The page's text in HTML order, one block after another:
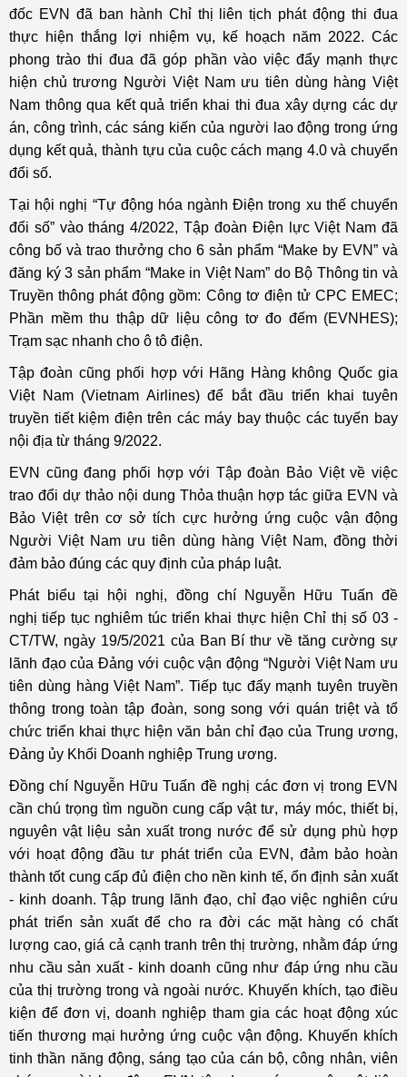
đốc EVN đã ban hành Chỉ thị liên tịch phát động thi đua
thực hiện thắng lợi nhiệm vụ, kế hoạch năm 2022. Các
phong trào thi đua đã góp phần vào việc đẩy mạnh thực
hiện chủ trương Người Việt Nam ưu tiên dùng hàng Việt
Nam thông qua kết quả triển khai thi đua xây dựng các dự
án, công trình, các sáng kiến của người lao động trong ứng
dụng kết quả, thành tựu của cuộc cách mạng 4.0 và chuyển
đổi số.
Tại hội nghị “Tự động hóa ngành Điện trong xu thế chuyển
đổi số” vào tháng 4/2022, Tập đoàn Điện lực Việt Nam đã
công bố và trao thưởng cho 6 sản phẩm “Make by EVN” và
đăng ký 3 sản phẩm “Make in Việt Nam” do Bộ Thông tin và
Truyền thông phát động gồm: Công tơ điện tử CPC EMEC;
Phần mềm thu thập dữ liệu công tơ đo đếm (EVNHES);
Trạm sạc nhanh cho ô tô điện.
Tập đoàn cũng phối hợp với Hãng Hàng không Quốc gia
Việt Nam (Vietnam Airlines) để bắt đầu triển khai tuyên
truyền tiết kiệm điện trên các máy bay thuộc các tuyến bay
nội địa từ tháng 9/2022.
EVN cũng đang phối hợp với Tập đoàn Bảo Việt về việc
trao đổi dự thảo nội dung Thỏa thuận hợp tác giữa EVN và
Bảo Việt trên cơ sở tích cực hưởng ứng cuộc vận động
Người Việt Nam ưu tiên dùng hàng Việt Nam, đồng thời
đảm bảo đúng các quy định của pháp luật.
Phát biểu tại hội nghị, đồng chí Nguyễn Hữu Tuấn đề
nghị tiếp tục nghiêm túc triển khai thực hiện Chỉ thị số 03 -
CT/TW, ngày 19/5/2021 của Ban Bí thư về tăng cường sự
lãnh đạo của Đảng với cuộc vận động “Người Việt Nam ưu
tiên dùng hàng Việt Nam”. Tiếp tục đẩy mạnh tuyên truyền
thông trong toàn tập đoàn, song song với quán triệt và tổ
chức triển khai thực hiện văn bản chỉ đạo của Trung ương,
Đảng ủy Khối Doanh nghiệp Trung ương.
Đồng chí Nguyễn Hữu Tuấn đề nghị các đơn vị trong EVN
cần chú trọng tìm nguồn cung cấp vật tư, máy móc, thiết bị,
nguyên vật liệu sản xuất trong nước để sử dụng phù hợp
với hoạt động đầu tư phát triển của EVN, đảm bảo hoàn
thành tốt cung cấp đủ điện cho nền kinh tế, ổn định sản xuất
- kinh doanh. Tập trung lãnh đạo, chỉ đạo việc nghiên cứu
phát triển sản xuất để cho ra đời các mặt hàng có chất
lượng cao, giá cả cạnh tranh trên thị trường, nhằm đáp ứng
nhu cầu sản xuất - kinh doanh cũng như đáp ứng nhu cầu
của thị trường trong và ngoài nước. Khuyến khích, tạo điều
kiện để đơn vị, doanh nghiệp tham gia các hoạt động xúc
tiến thương mại hưởng ứng cuộc vận động. Khuyến khích
tinh thần năng động, sáng tạo của cán bộ, công nhân, viên